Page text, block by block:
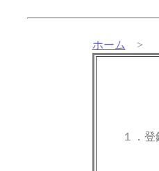
ホーム >
１．